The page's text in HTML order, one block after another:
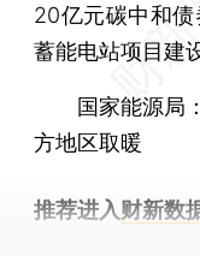
20亿元碳中和
蓄能电站项目建
国家能源局
方地区取暖
推荐进入财新数